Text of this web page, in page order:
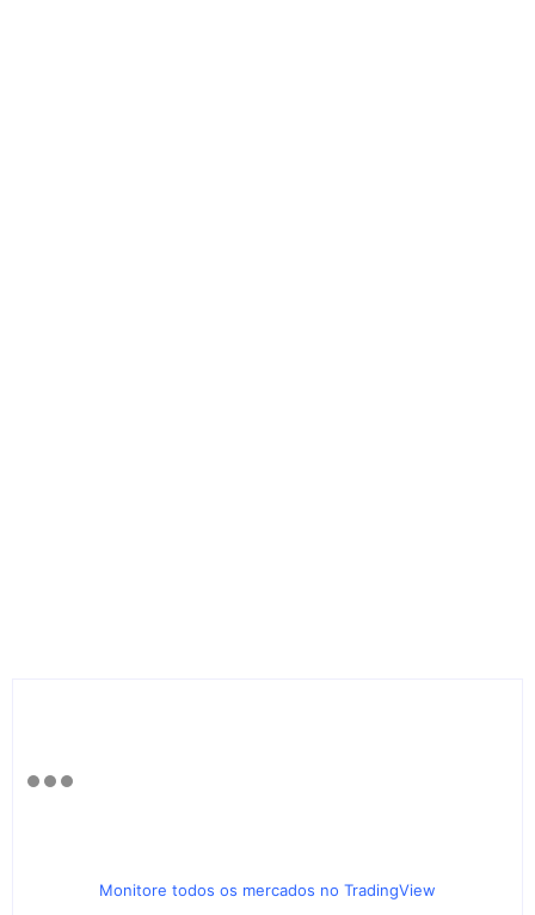
Monitore todos os mercados no TradingView